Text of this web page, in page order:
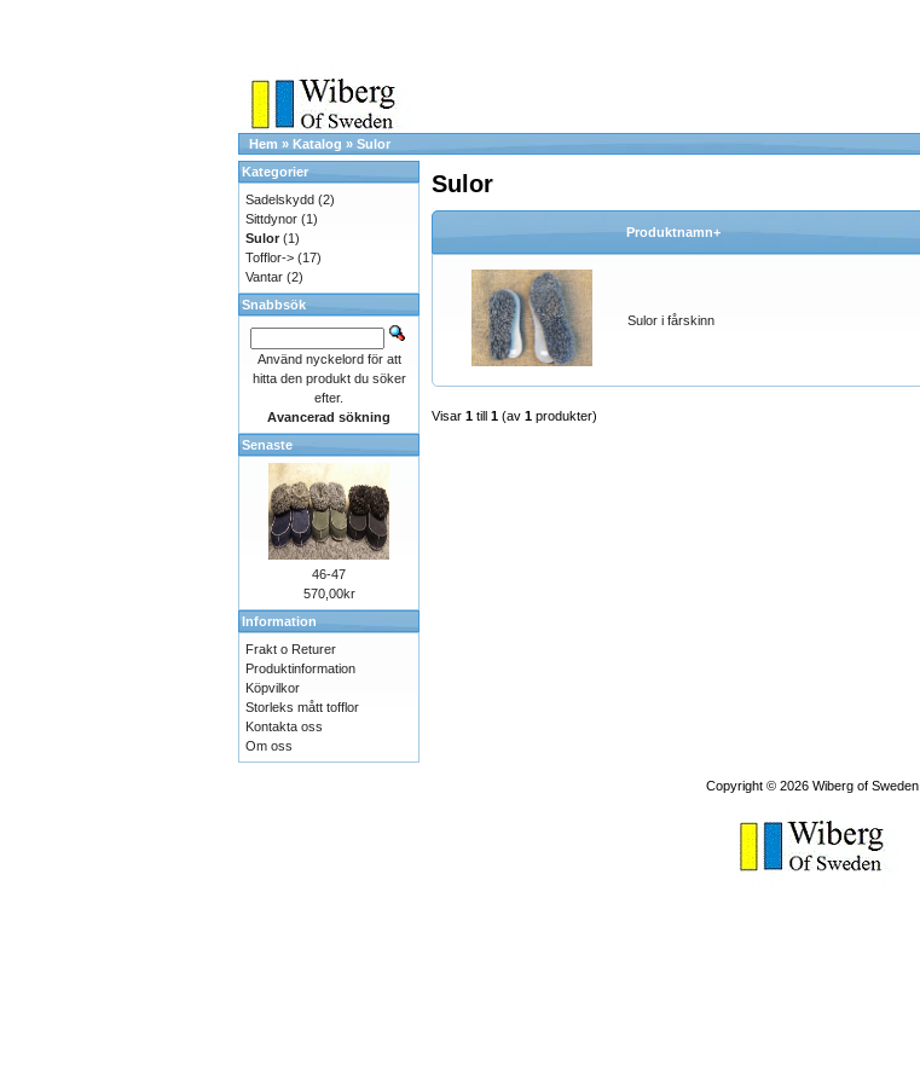
Hem » Katalog » Sulor
Sulor
Produktnamn+
Sulor i fårskinn
Visar 1 till 1 (av 1 produkter)
Kategorier
Sadelskydd (2)
Sittdynor (1)
Sulor(1)
Tofflor-> (17)
Vantar (2)
Snabbsök
Använd nyckelord för att
hitta den produkt du söker
efter.
Avancerad sökning
Senaste
46-47
570,00kr
Information
Frakt o Returer
Produktinformation
Köpvilkor
Storleks mått tofflor
Kontakta oss
Om oss
Copyright © 2026 Wiberg of Sweden